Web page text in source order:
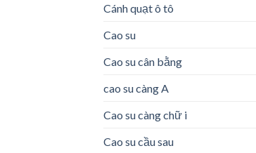
Cánh quạt ô tô
Cao su
Cao su cân bằng
cao su càng A
Cao su càng chữ i
Cao su cầu sau